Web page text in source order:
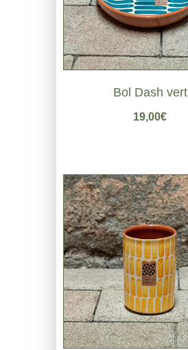
Bol Dash vert
19,00€